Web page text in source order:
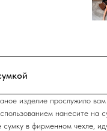
изделие прослужило
нанесите на
в фирменном чехле,